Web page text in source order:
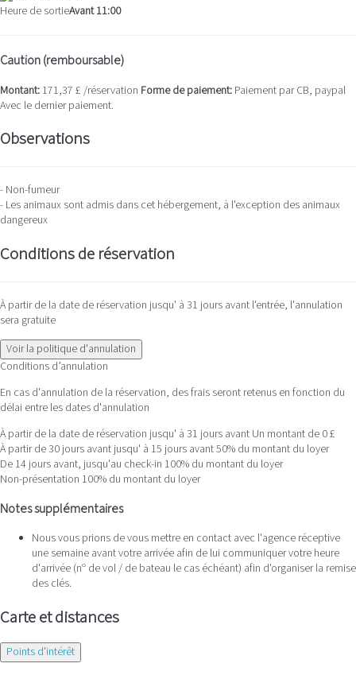
Heure de sortieAvant 11:00
Caution (remboursable)
Montant: 171,37 £ /réservation Forme de paiement: Paiement par CB, paypal
Avec le dernier paiement.
Observations
- Non-fumeur
- Les animaux sont admis dans cet hébergement, à l'exception des animaux
dangereux
Conditions de réservation
À partir de la date de réservation jusqu' à 31 jours avant l'entrée, l'annulation
sera gratuite
Voir la politique d'annulation
Conditions d’annulation
En cas d'annulation de la réservation, des frais seront retenus en fonction du
délai entre les dates d'annulation
À partir de la date de réservation jusqu' à 31 jours avant Un montant de 0 £
À partir de 30 jours avant jusqu' à 15 jours avant50% du montant du loyer
De 14 jours avant, jusqu'au check-in 100% du montant du loyer
Non-présentation 100% du montant du loyer
Notes supplémentaires
Nous vous prions de vous mettre en contact avec l'agence réceptive
une semaine avant votre arrivée afin de lui communiquer votre heure
d'arrivée (nº de vol / de bateau le cas échéant) afin d'organiser la remise
des clés.
Carte et distances
Points d'intérêt